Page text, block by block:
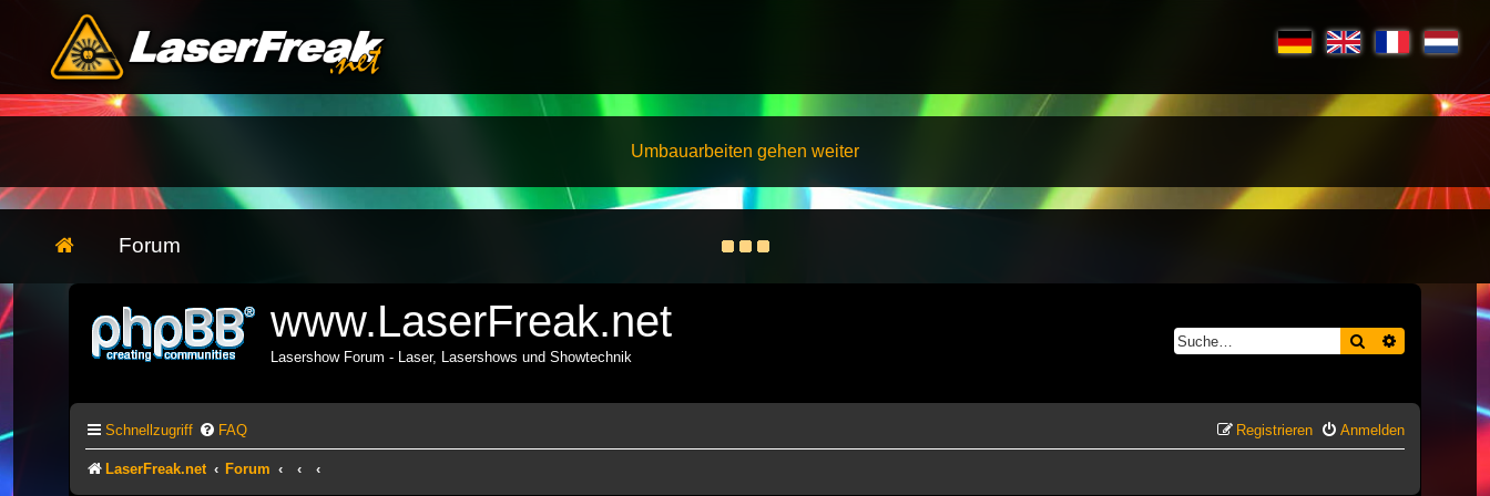
Umbauarbeiten gehen weiter
Forum
www.LaserFreak.net
Lasershow Forum - Laser, Lasershows und Showtechnik
Suche
Schnellzugriff FAQ Anmelden
Registrieren
LaserFreak.net Forum